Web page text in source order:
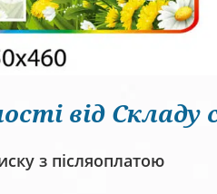
від Складу
з післяоплатою